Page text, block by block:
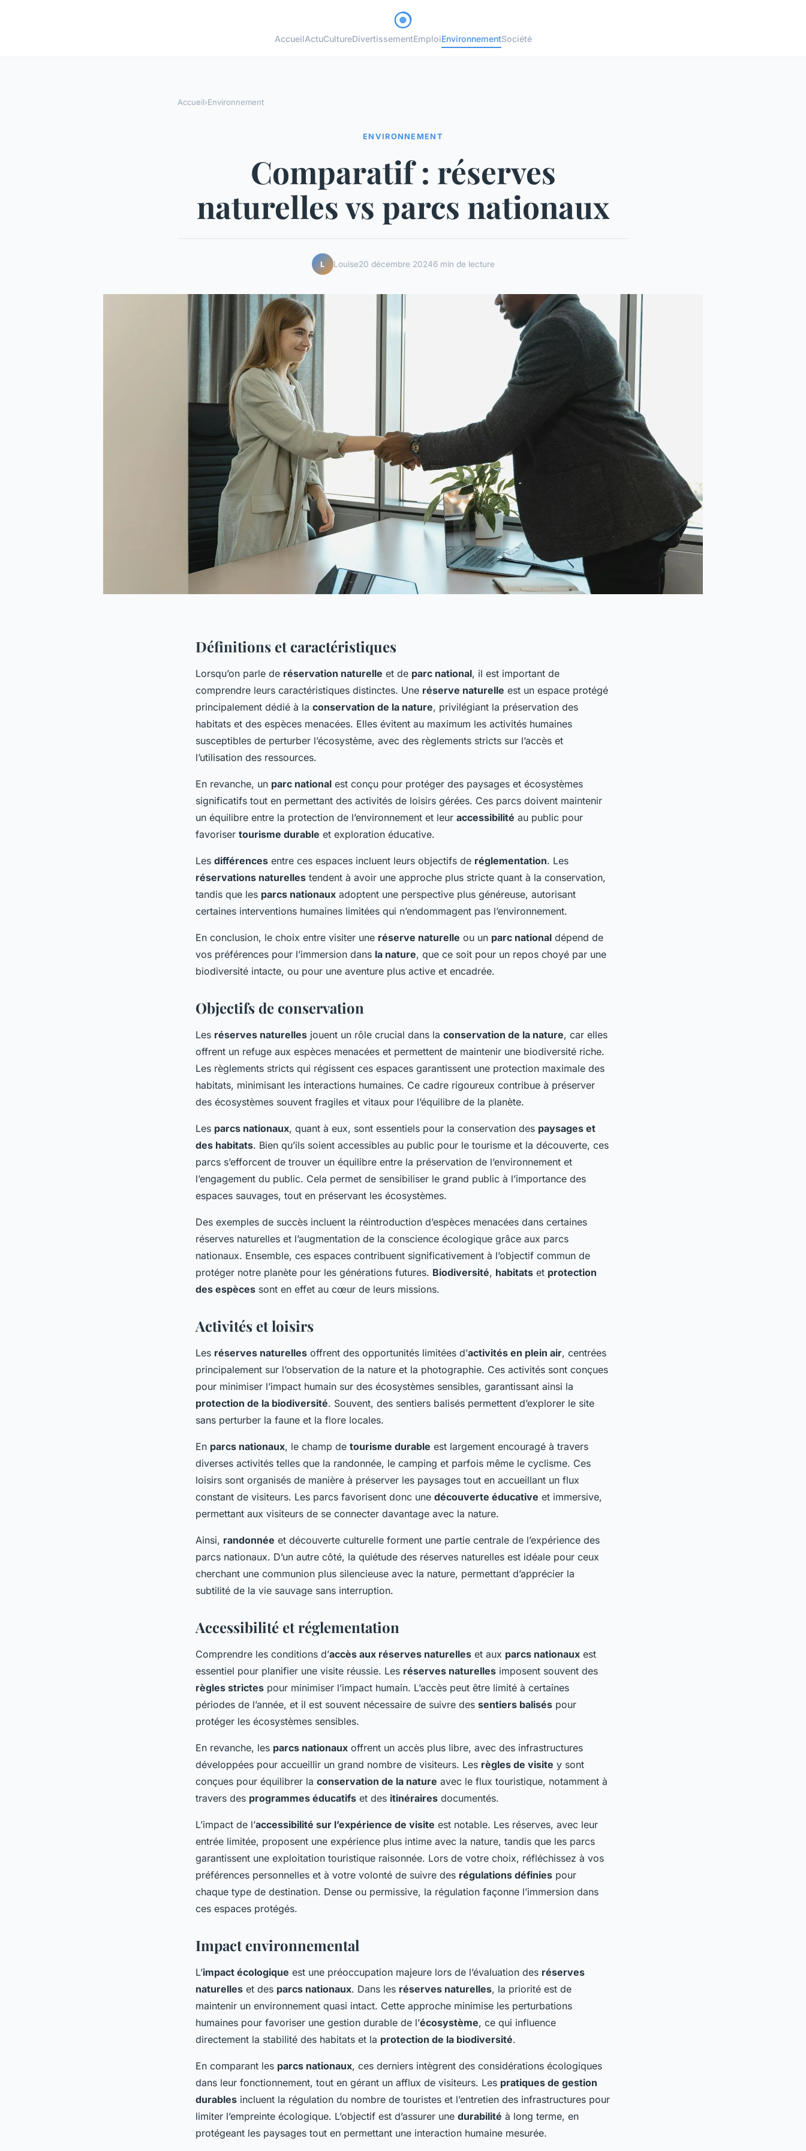
AccueilActuCultureDivertissementEmploiEnvironnementSociété
Accueil›Environnement
ENVIRONNEMENT
Comparatif : réserves
naturelles vs parcs nationaux
L Louise20 décembre 20246 min de lecture
Définitions et caractéristiques
Lorsqu’on parle de réservation naturelle et de parc national, il est important de
comprendre leurs caractéristiques distinctes. Une réserve naturelle est un espace protégé
principalement dédié à la conservation de la nature, privilégiant la préservation des
habitats et des espèces menacées. Elles évitent au maximum les activités humaines
susceptibles de perturber l’écosystème, avec des règlements stricts sur l’accès et
l’utilisation des ressources.
En revanche, un parc national est conçu pour protéger des paysages et écosystèmes
significatifs tout en permettant des activités de loisirs gérées. Ces parcs doivent maintenir
un équilibre entre la protection de l’environnement et leur accessibilité au public pour
favoriser tourisme durable et exploration éducative.
Les différences entre ces espaces incluent leurs objectifs de réglementation. Les
réservations naturelles tendent à avoir une approche plus stricte quant à la conservation,
tandis que les parcs nationaux adoptent une perspective plus généreuse, autorisant
certaines interventions humaines limitées qui n’endommagent pas l’environnement.
En conclusion, le choix entre visiter une réserve naturelle ou un parc national dépend de
vos préférences pour l’immersion dans la nature, que ce soit pour un repos choyé par une
biodiversité intacte, ou pour une aventure plus active et encadrée.
Objectifs de conservation
Les réserves naturelles jouent un rôle crucial dans la conservation de la nature, car elles
offrent un refuge aux espèces menacées et permettent de maintenir une biodiversité riche.
Les règlements stricts qui régissent ces espaces garantissent une protection maximale des
habitats, minimisant les interactions humaines. Ce cadre rigoureux contribue à préserver
des écosystèmes souvent fragiles et vitaux pour l’équilibre de la planète.
Les parcs nationaux, quant à eux, sont essentiels pour la conservation des paysages et
des habitats. Bien qu’ils soient accessibles au public pour le tourisme et la découverte, ces
parcs s’efforcent de trouver un équilibre entre la préservation de l’environnement et
l’engagement du public. Cela permet de sensibiliser le grand public à l’importance des
espaces sauvages, tout en préservant les écosystèmes.
Des exemples de succès incluent la réintroduction d’espèces menacées dans certaines
réserves naturelles et l’augmentation de la conscience écologique grâce aux parcs
nationaux. Ensemble, ces espaces contribuent significativement à l’objectif commun de
protéger notre planète pour les générations futures. Biodiversité, habitats et protection
des espèces sont en effet au cœur de leurs missions.
Activités et loisirs
Les réserves naturelles offrent des opportunités limitées d’activités en plein air, centrées
principalement sur l’observation de la nature et la photographie. Ces activités sont conçues
pour minimiser l’impact humain sur des écosystèmes sensibles, garantissant ainsi la
protection de la biodiversité. Souvent, des sentiers balisés permettent d’explorer le site
sans perturber la faune et la flore locales.
En parcs nationaux, le champ de tourisme durable est largement encouragé à travers
diverses activités telles que la randonnée, le camping et parfois même le cyclisme. Ces
loisirs sont organisés de manière à préserver les paysages tout en accueillant un flux
constant de visiteurs. Les parcs favorisent donc une découverte éducative et immersive,
permettant aux visiteurs de se connecter davantage avec la nature.
Ainsi, randonnée et découverte culturelle forment une partie centrale de l’expérience des
parcs nationaux. D’un autre côté, la quiétude des réserves naturelles est idéale pour ceux
cherchant une communion plus silencieuse avec la nature, permettant d’apprécier la
subtilité de la vie sauvage sans interruption.
Accessibilité et réglementation
Comprendre les conditions d’accès aux réserves naturelles et aux parcs nationaux est
essentiel pour planifier une visite réussie. Les réserves naturelles imposent souvent des
règles strictes pour minimiser l’impact humain. L’accès peut être limité à certaines
périodes de l’année, et il est souvent nécessaire de suivre des sentiers balisés pour
protéger les écosystèmes sensibles.
En revanche, les parcs nationaux offrent un accès plus libre, avec des infrastructures
développées pour accueillir un grand nombre de visiteurs. Les règles de visite y sont
conçues pour équilibrer la conservation de la nature avec le flux touristique, notamment à
travers des programmes éducatifs et des itinéraires documentés.
L’impact de l’accessibilité sur l’expérience de visite est notable. Les réserves, avec leur
entrée limitée, proposent une expérience plus intime avec la nature, tandis que les parcs
garantissent une exploitation touristique raisonnée. Lors de votre choix, réfléchissez à vos
préférences personnelles et à votre volonté de suivre des régulations définies pour
chaque type de destination. Dense ou permissive, la régulation façonne l’immersion dans
ces espaces protégés.
Impact environnemental
L’impact écologique est une préoccupation majeure lors de l’évaluation des réserves
naturelles et des parcs nationaux. Dans les réserves naturelles, la priorité est de
maintenir un environnement quasi intact. Cette approche minimise les perturbations
humaines pour favoriser une gestion durable de l’écosystème, ce qui influence
directement la stabilité des habitats et la protection de la biodiversité.
En comparant les parcs nationaux, ces derniers intègrent des considérations écologiques
dans leur fonctionnement, tout en gérant un afflux de visiteurs. Les pratiques de gestion
durables incluent la régulation du nombre de touristes et l’entretien des infrastructures pour
limiter l’empreinte écologique. L’objectif est d’assurer une durabilité à long terme, en
protégeant les paysages tout en permettant une interaction humaine mesurée.